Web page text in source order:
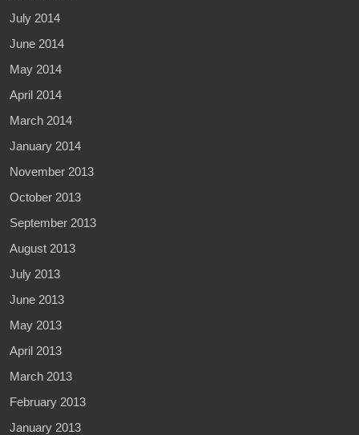
July 2014
June 2014
May 2014
April 2014
March 2014
January 2014
November 2013
October 2013
September 2013
August 2013
July 2013
June 2013
May 2013
April 2013
March 2013
February 2013
January 2013